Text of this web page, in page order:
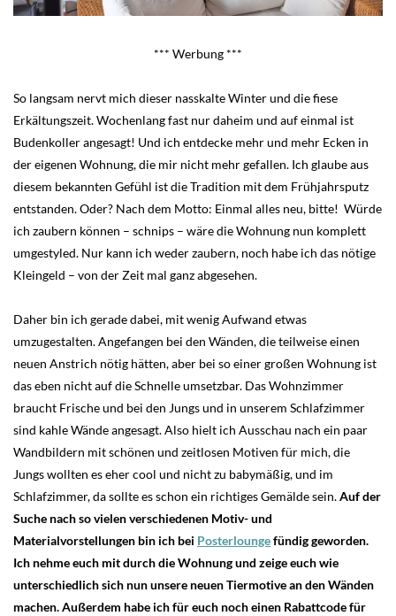
*** Werbung ***
So langsam nervt mich dieser nasskalte Winter und die fiese
Erkältungszeit. Wochenlang fast nur daheim und auf einmal ist
Budenkoller angesagt! Und ich entdecke mehr und mehr Ecken in
der eigenen Wohnung, die mir nicht mehr gefallen. Ich glaube aus
diesem bekannten Gefühl ist die Tradition mit dem Frühjahrsputz
entstanden. Oder? Nach dem Motto: Einmal alles neu, bitte! Würde
ich zaubern können – schnips – wäre die Wohnung nun komplett
umgestyled. Nur kann ich weder zaubern, noch habe ich das nötige
Kleingeld – von der Zeit mal ganz abgesehen.
Daher bin ich gerade dabei, mit wenig Aufwand etwas
umzugestalten. Angefangen bei den Wänden, die teilweise einen
neuen Anstrich nötig hätten, aber bei so einer großen Wohnung ist
das eben nicht auf die Schnelle umsetzbar. Das Wohnzimmer
braucht Frische und bei den Jungs und in unserem Schlafzimmer
sind kahle Wände angesagt. Also hielt ich Ausschau nach ein paar
Wandbildern mit schönen und zeitlosen Motiven für mich, die
Jungs wollten es eher cool und nicht zu babymäßig, und im
Schlafzimmer, da sollte es schon ein richtiges Gemälde sein.Auf der
Suche nach so vielen verschiedenen Motiv- und
Materialvorstellungen bin ich bei Posterloungefündig geworden.
Ich nehme euch mit durch die Wohnung und zeige euch wie
unterschiedlich sich nun unsere neuen Tiermotive an den Wänden
machen. Außerdem habe ich für euch noch einen Rabattcode für